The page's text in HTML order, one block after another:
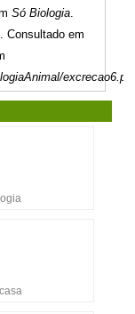
Só Biologia.
Consultado em